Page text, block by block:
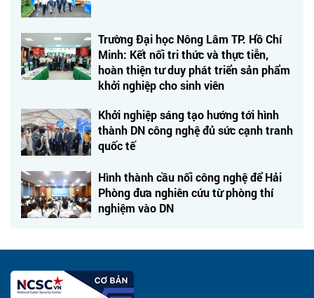
Trường Đại học Nông Lâm TP. Hồ Chí
Minh: Kết nối tri thức và thực tiễn,
hoàn thiện tư duy phát triển sản phẩm
khởi nghiệp cho sinh viên
Khởi nghiệp sáng tạo hướng tới hình
thành DN công nghệ đủ sức cạnh tranh
quốc tế
Hình thành cầu nối công nghệ để Hải
Phòng đưa nghiên cứu từ phòng thí
nghiệm vào DN